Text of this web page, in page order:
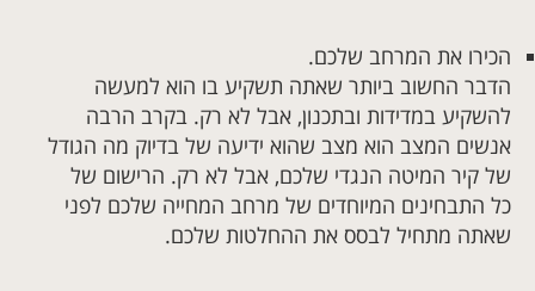
הכירו את המרחב שלכם.
הדבר החשוב ביותר שאתה תשקיע בו הוא למעשה
להשקיע במדידות ובתכנון, אבל לא רק. בקרב הרבה
אנשים המצב הוא מצב שהוא ידיעה של בדיוק מה הגודל
של קיר המיטה הנגדי שלכם, אבל לא רק. הרישום של
כל התבחינים המיוחדים של מרחב המחייה שלכם לפני
שאתה מתחיל לבסס את ההחלטות שלכם.